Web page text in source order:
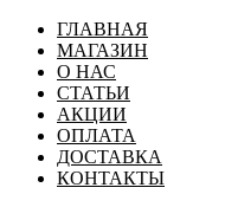
ГЛАВНАЯ
МАГАЗИН
О НАС
СТАТЬИ
АКЦИИ
ОПЛАТА
ДОСТАВКА
КОНТАКТЫ